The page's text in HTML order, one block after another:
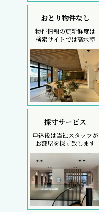
おとり物件なし
物件情報の更新鮮度は
検索サイトでは高水準
採寸サービス
申込後は当社スタッフが
お部屋を採寸致します